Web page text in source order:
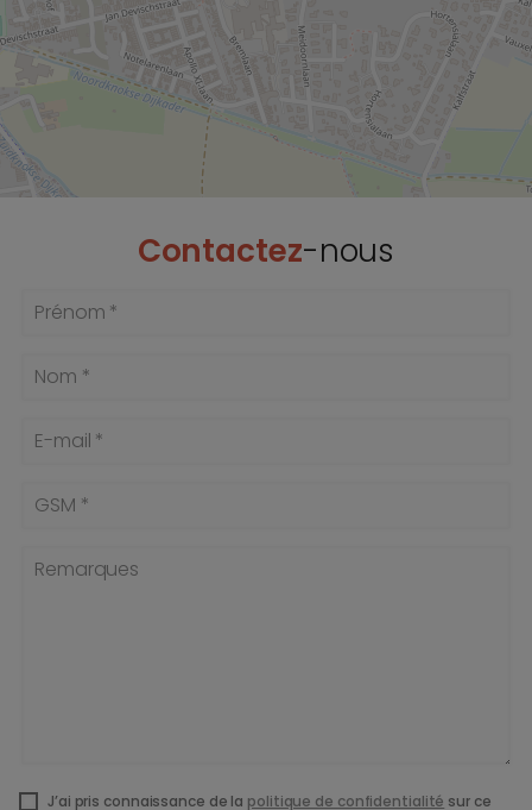
Contactez-nous
Prénom *
Nom *
E-mail *
GSM *
Remarques
J’ai pris connaissance de la politique de confidentialité sur ce